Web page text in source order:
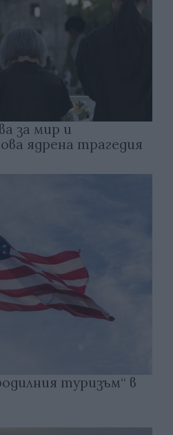
за мир и
ядрена трагедия
туризъм“ в